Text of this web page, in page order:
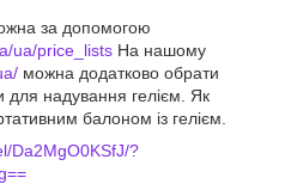
за допомогою
ua/price_lists На нашому
можна додатково обрати
для надування гелієм. Як
балоном із гелієм.
Da2MgO0KSfJ/?